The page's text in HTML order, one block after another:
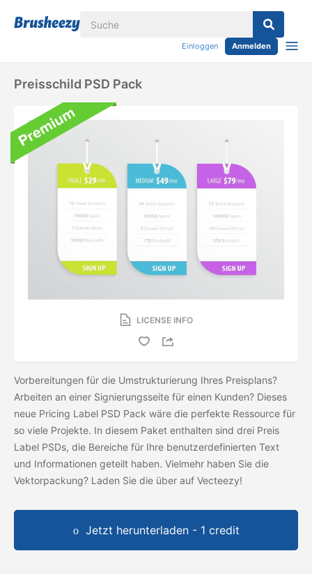
Einloggen Anmelden
Preisschild PSD Pack
LICENSE INFO
Vorbereitungen für die Umstrukturierung Ihres Preisplans?
Arbeiten an einer Signierungsseite für einen Kunden? Dieses
neue Pricing Label PSD Pack wäre die perfekte Ressource für
so viele Projekte. In diesem Paket enthalten sind drei Preis
Label PSDs, die Bereiche für Ihre benutzerdefinierten Text
und Informationen geteilt haben. Vielmehr haben Sie die
Vektorpackung? Laden Sie die über auf Vecteezy!
Jetzt herunterladen - 1 credit